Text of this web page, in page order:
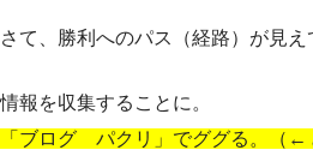
さて、勝利へのパス（経路）が見え
情報を収集することに。
「ブログ パクリ」でググる。（←